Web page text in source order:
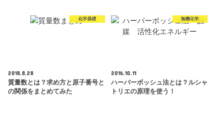
化学基礎
2018.8.28
質量数とは？求め方と原子番号と
の関係をまとめてみた
無機化学
2016.10.11
ハーバーボッシュ法とは？ルシャ
トリエの原理を使う！